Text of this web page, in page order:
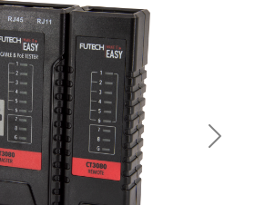
Next